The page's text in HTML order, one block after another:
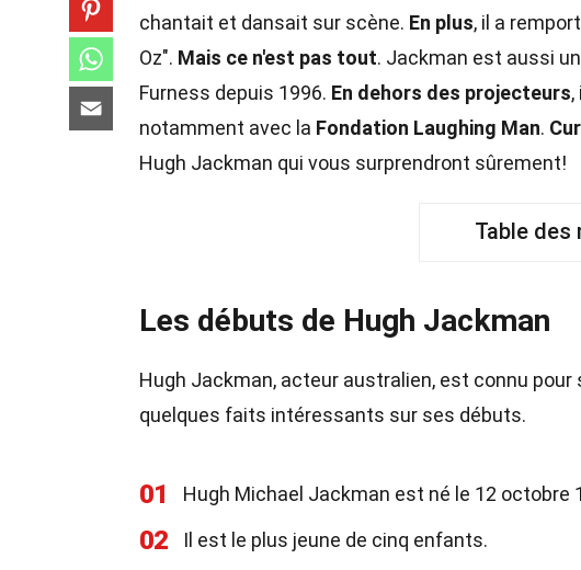
chantait et dansait sur scène. En plus, il a
Oz". Mais ce n'est pas tout. Jackman est aussi
Furness depuis 1996. En dehors des projecteurs
notamment avec la Fondation Laughing Man.
Hugh Jackman qui vous surprendront sûrement!
Table des
Les débuts de Hugh Jackman
Hugh Jackman, acteur australien, est connu
quelques faits intéressants sur ses débuts.
01 Hugh Michael Jackman est né le 12 octobre
02 Il est le plus jeune de cinq enfants.